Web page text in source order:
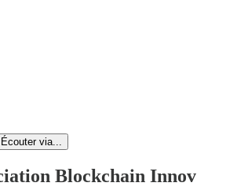
Écouter via...
Blockchain Innov